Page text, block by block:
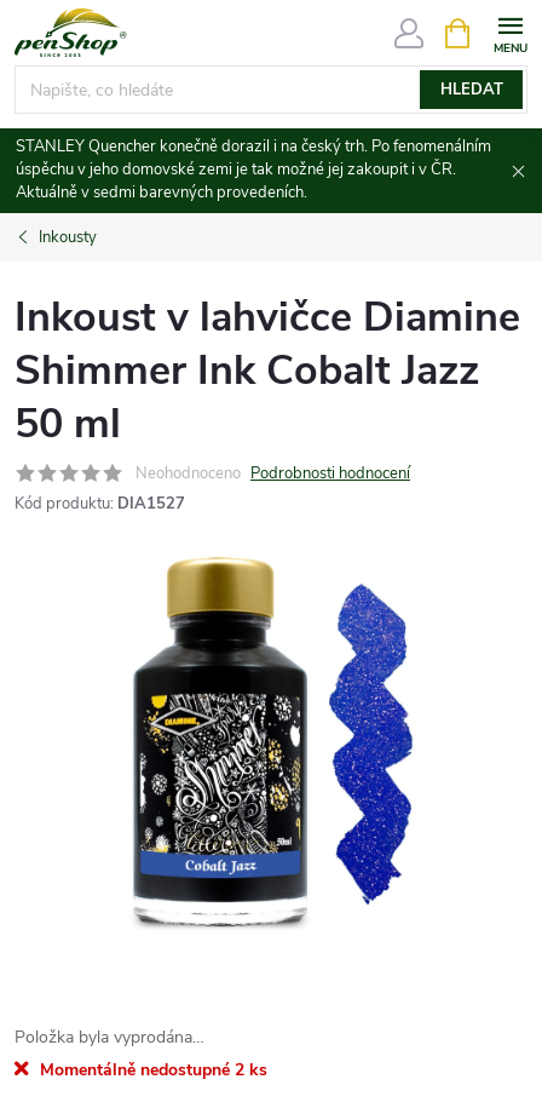
na
obsah
HLEDAT
NÁKUPNÍ
KOŠÍK
STANLEY Quencher konečně dorazil i na český trh. Po fenomenálním
úspěchu v jeho domovské zemi je tak možné jej zakoupit i v ČR.
Aktuálně v sedmi barevných provedeních.
Inkousty
Inkoust v lahvičce Diamine
Shimmer Ink Cobalt Jazz
50 ml
Neohodnoceno Podrobnosti hodnocení
Kód produktu: DIA1527
Položka byla vyprodána…
Momentálně nedostupné 2 ks